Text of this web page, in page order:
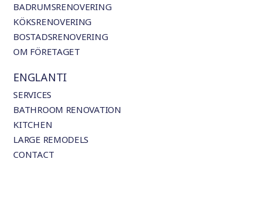
BADRUMSRENOVERING
KÖKSRENOVERING
BOSTADSRENOVERING
OM FÖRETAGET
ENGLANTI
SERVICES
BATHROOM RENOVATION
KITCHEN
LARGE REMODELS
CONTACT